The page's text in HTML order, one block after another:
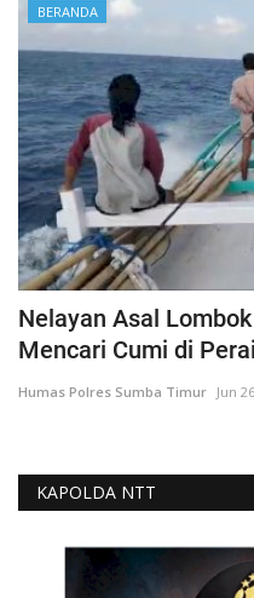
BERANDA
Nelayan Asal
Mencari Cumi di
Humas Polres Sumba Timur Jun
KAPOLDA NTT